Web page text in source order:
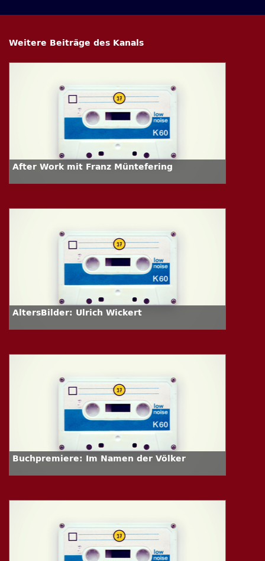
Weitere Beiträge des Kanals
After Work mit Franz Müntefering
AltersBilder: Ulrich Wickert
Buchpremiere: Im Namen der Völker